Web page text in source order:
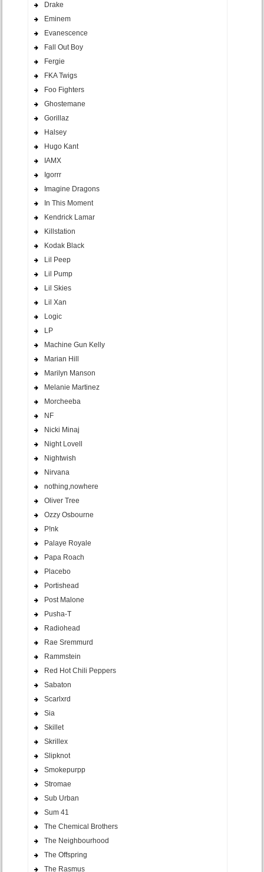
Drake
Eminem
Evanescence
Fall Out Boy
Fergie
FKA Twigs
Foo Fighters
Ghostemane
Gorillaz
Halsey
Hugo Kant
IAMX
Igorrr
Imagine Dragons
In This Moment
Kendrick Lamar
Killstation
Kodak Black
Lil Peep
Lil Pump
Lil Skies
Lil Xan
Logic
LP
Machine Gun Kelly
Marian Hill
Marilyn Manson
Melanie Martinez
Morcheeba
NF
Nicki Minaj
Night Lovell
Nightwish
Nirvana
nothing,nowhere
Oliver Tree
Ozzy Osbourne
P!nk
Palaye Royale
Papa Roach
Placebo
Portishead
Post Malone
Pusha-T
Radiohead
Rae Sremmurd
Rammstein
Red Hot Chili Peppers
Sabaton
Scarlxrd
Sia
Skillet
Skrillex
Slipknot
Smokepurpp
Stromae
Sub Urban
Sum 41
The Chemical Brothers
The Neighbourhood
The Offspring
The Rasmus